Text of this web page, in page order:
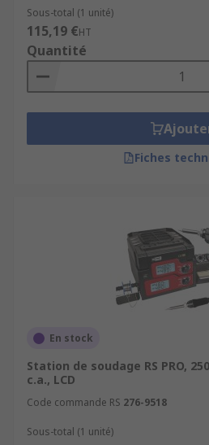
Sous-total (1 unité)
115,19 €HT
Quantité
Fiches
En stock
Station de soudage RS PRO,
c.a., LCD
Code commande RS 276-9518
Sous-total (1 unité)